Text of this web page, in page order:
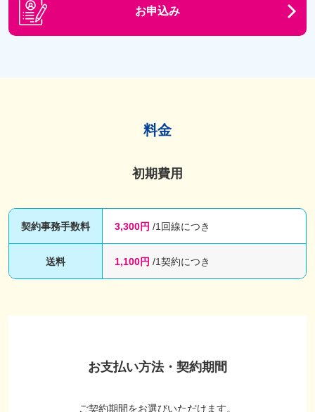
お申込み
料金
初期費用
契約事務手数料 3,300円 /1回線につき
送料 1,100円 /1契約につき
お支払い方法・契約期間
ご契約期間をお選びいただけます。